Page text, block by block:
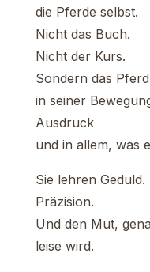
die Pferde selbst.
Nicht das Buch.
Nicht der Kurs.
Sondern das
in seiner
Ausdruck
und in allem, was
Sie lehren Geduld.
Präzision.
Und den Mut,
leise wird.